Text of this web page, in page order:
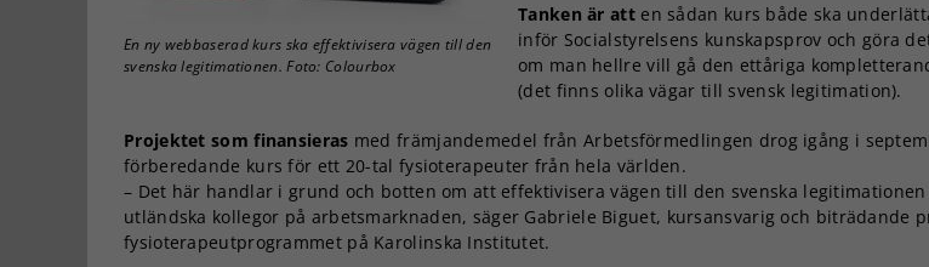
En ny webbaserad kurs ska effektivisera vägen till den
svenska legitimationen. Foto: Colourbox
Tanken är atten sådan kurs både ska
inför Socialstyrelsens kunskapsprov och göra
om man hellre vill gå den ettåriga
(det finns olika vägar till svensk legitimation).
Projektet som finansieras med främjandemedel från Arbetsförmedlingen drog igång i
förberedande kurs för ett 20-tal fysioterapeuter från hela världen.
– Det här handlar i grund och botten om att effektivisera vägen till den svenska
utländska kollegor på arbetsmarknaden, säger Gabriele Biguet, kursansvarig och biträdande
fysioterapeutprogrammet på Karolinska Institutet.